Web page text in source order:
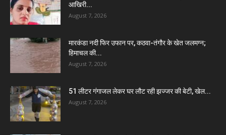
आखिरी...
August 7, 2026
मारकंडा नदी फिर उफान पर, कठवा-तंगौर के खेत जलमग्न;
हिमाचल की...
August 7, 2026
51 लीटर गंगाजल लेकर घर लौट रही झज्जर की बेटी, खेल...
August 7, 2026